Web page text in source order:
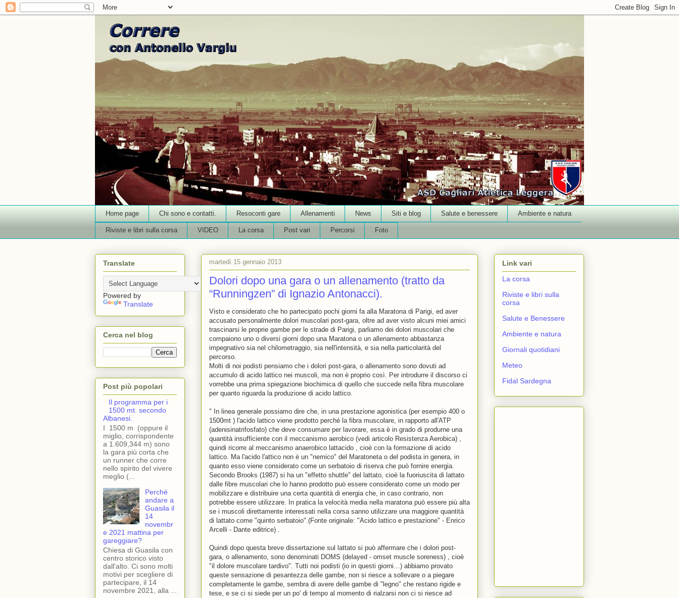
Home page Chi sono e contatti. Resoconti gare Allenamenti News Siti e blog Salute e benessere Ambiente e natura
Riviste e libri sulla corsa VIDEO La corsa Post vari Percorsi Foto
martedì 15 gennaio 2013
Dolori dopo una gara o un allenamento (tratto da
“Runningzen” di Ignazio Antonacci).
Visto e considerato che ho partecipato pochi giorni fa alla Maratona di Parigi, ed aver
accusato personalmente dolori muscolari post-gara, oltre ad aver visto alcuni miei amici
trascinarsi le proprie gambe per le strade di Parigi, parliamo dei dolori muscolari che
compaiono uno o diversi giorni dopo una Maratona o un allenamento abbastanza
impegnativo sia nel chilometraggio, sia nell'intensità, e sia nella particolarità del
percorso.
Molti di noi podisti pensiamo che i dolori post-gara, o allenamento sono dovuti ad
accumulo di acido lattico nei muscoli, ma non è proprio così. Per introdurre il discorso ci
vorrebbe una prima spiegazione biochimica di quello che succede nella fibra muscolare
per quanto riguarda la produzione di acido lattico.
" In linea generale possiamo dire che, in una prestazione agonistica (per esempio 400 o
1500mt ) l'acido lattico viene prodotto perché la fibra muscolare, in rapporto all'ATP
(adenisinatrifosfato) che deve consumare per lavorare, essa è in grado di produrne una
quantità insufficiente con il meccanismo aerobico (vedi articolo Resistenza Aerobica) ,
quindi ricorre al meccanismo anaerobico lattacido , cioè con la formazione di acido
lattico. Ma l'acido l'attico non è un "nemico" del Maratoneta o del podista in genera, in
quanto esso viene considerato come un serbatoio di riserva che può fornire energia.
Secondo Brooks (1987) si ha un "effetto shuttle" del lattato, cioè la fuoriuscita di lattato
dalle fibre muscolari che lo hanno prodotto può essere considerato come un modo per
mobilizzare e distribuire una certa quantità di energia che, in caso contrario, non
potrebbe essere utilizzare. In pratica la velocità media nella maratona può essere più alta
se i muscoli direttamente interessati nella corsa sanno utilizzare una maggiore quantità
di lattato come "quinto serbatoio".(Fonte originale: "Acido lattico e prestazione" - Enrico
Arcelli - Dante editrice) .
Quindi dopo questa breve dissertazione sul lattato si può affermare che i dolori post-
gara, o allenamento, sono denominati DOMS (delayed - omset muscle soreness) , cioè
"il dolore muscolare tardivo". Tutti noi podisti (io in questi giorni…) abbiamo provato
queste sensazione di pesantezza delle gambe, non si riesce a sollevare o a piegare
completamente le gambe, sembra di avere delle gambe di "legno" che restano rigide e
tese, e se ci si siede per un po' di tempo al momento di rialzarsi non ci si riesce ad
Translate
Powered by
Translate
Cerca nel blog
Post più popolari
Il programma per i
1500 mt. secondo
Albanesi.
I 1500 m (oppure il
miglio, corrispondente
a 1.609,344 m) sono
la gara più corta che
un runner che corre
nello spirito del vivere
meglio (...
Perché
andare a
Guasila il
14
novembr
e 2021 mattina per
gareggiare?
Chiesa di Guasila con
centro storico visto
dall'alto. Ci sono molti
motivi per scegliere di
partecipare, il 14
novembre 2021, alla ...
Link vari
La corsa
Riviste e libri sulla
corsa
Salute e Benessere
Ambiente e natura
Giornali quotidiani
Meteo
Fidal Sardegna